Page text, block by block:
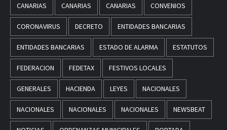
CANARIAS CANARIAS CANARIAS CONVENIOS
CORONAVIRUS DECRETO ENTIDADES BANCARIAS
ENTIDADES BANCARIAS ESTADO DE ALARMA ESTATUTOS
FEDERACION FEDETAX FESTIVOS LOCALES
GENERALES HACIENDA LEYES NACIONALES
NACIONALES NACIONALES NACIONALES NEWSBEAT